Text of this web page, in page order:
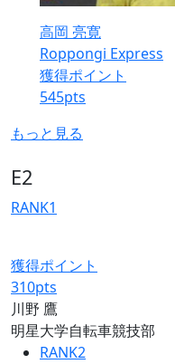
高岡 亮寛
Roppongi Express
獲得ポイント
545pts
もっと見る
E2
RANK1
獲得ポイント
310pts
川野 鷹
明星大学自転車競技部
RANK2